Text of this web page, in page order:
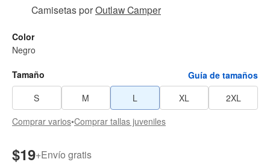
CamisetasporOutlaw Camper
Color
Negro
Tamaño
Guía de tamaños
S
M L XL
2XL
Comprar varios•Comprar tallas juveniles
$19+Envío gratis